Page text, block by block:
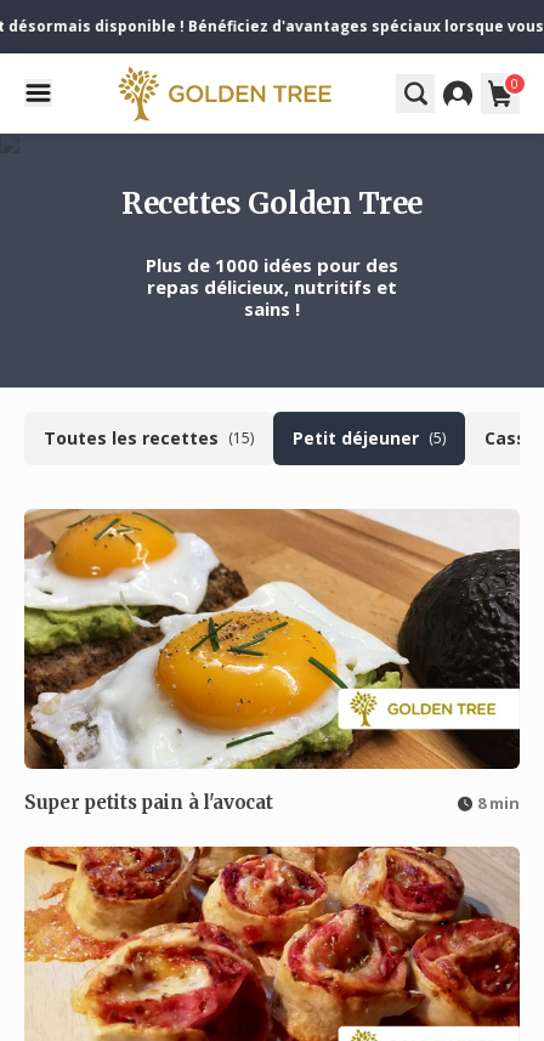
disponible ! Bénéficiez d'avantages spéciaux lorsque vous
0
Recettes Golden Tree
Plus de 1000 idées pour des
repas délicieux, nutritifs et
sains !
Toutes les recettes (15) Petit déjeuner (5)
Super petits pain à l'avocat 8 min